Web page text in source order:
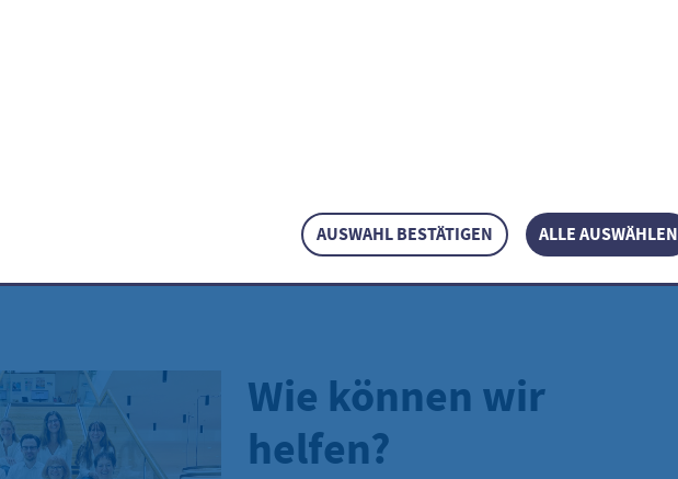
Kita oder Schule und möchten für Ihre Gruppe oder Klasse Medien in der
entleihen?
- mit dem ausgefüllten Anmeldeformular und einem gültigen
Wie können wir
helfen?
AUSWAHL BESTÄTIGEN ALLE AUSWÄHLEN